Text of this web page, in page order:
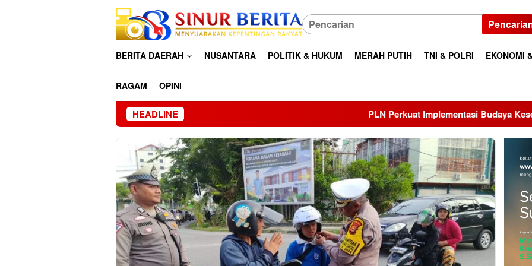
BERITA DAERAH NUSANTARA POLITIK & HUKUM MERAH PUTIH TNI & POLRI EKONOMI
RAGAM OPINI
HEADLINE PLN Perkuat Implementasi Budaya Keselamatan Kerja